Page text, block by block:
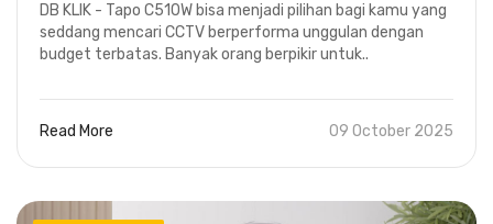
DB KLIK - Tapo C510W bisa menjadi pilihan bagi kamu yang
seddang mencari CCTV berperforma unggulan dengan
budget terbatas. Banyak orang berpikir untuk..
Read More 09 October 2025